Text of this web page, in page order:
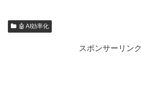
🤖 AI効率化
スポンサーリンク